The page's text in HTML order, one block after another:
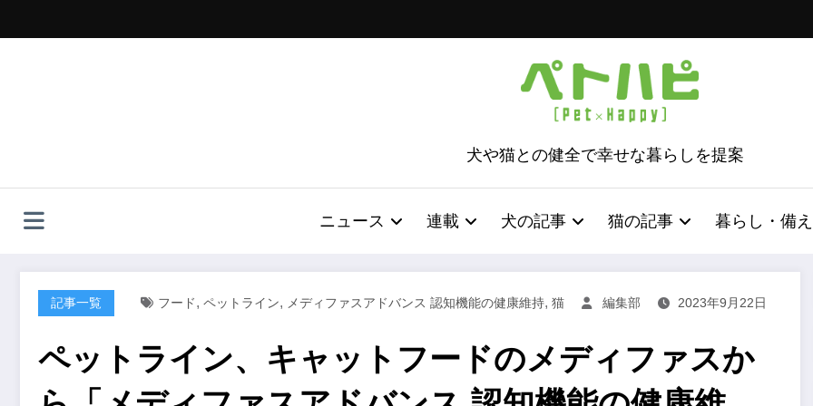
ッ
犬や猫との健全で幸せな暮らしを提案
ニュース 連載 犬の記事 猫の記事 暮らし・備え
記事一覧 フード, ペットライン, メディファスアドバンス 認知機能の健康維持, 猫 編集部 2023年9月22日
ペットライン、キャットフードのメディファスか